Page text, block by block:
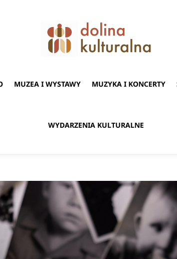
MUZEA I WYSTAWY MUZYKA I KONCERTY
WYDARZENIA KULTURALNE